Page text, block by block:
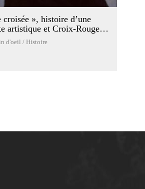
croisée », histoire d’une
artistique et Croix-Rouge…
d'oeil / Histoire